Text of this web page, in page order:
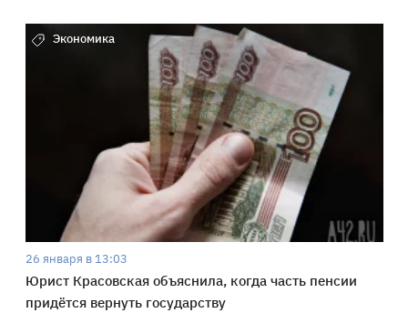
Экономика
26 января в 13:03
Юрист Красовская объяснила, когда часть пенсии
придётся вернуть государству